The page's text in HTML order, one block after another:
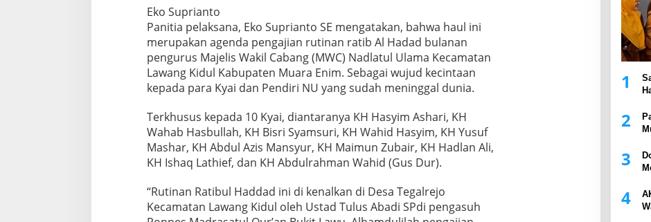
Eko Suprianto
Panitia pelaksana, Eko Suprianto SE mengatakan, bahwa haul ini
merupakan agenda pengajian rutinan ratib Al Hadad bulanan
pengurus Majelis Wakil Cabang (MWC) Nadlatul Ulama Kecamatan
Lawang Kidul Kabupaten Muara Enim. Sebagai wujud kecintaan
kepada para Kyai dan Pendiri NU yang sudah meninggal dunia.
Terkhusus kepada 10 Kyai, diantaranya KH Hasyim Ashari, KH
Wahab Hasbullah, KH Bisri Syamsuri, KH Wahid Hasyim, KH Yusuf
Mashar, KH Abdul Azis Mansyur, KH Maimun Zubair, KH Hadlan Ali,
KH Ishaq Lathief, dan KH Abdulrahman Wahid (Gus Dur).
“Rutinan Ratibul Haddad ini di kenalkan di Desa Tegalrejo
Kecamatan Lawang Kidul oleh Ustad Tulus Abadi SPdi pengasuh
1
2
3
4